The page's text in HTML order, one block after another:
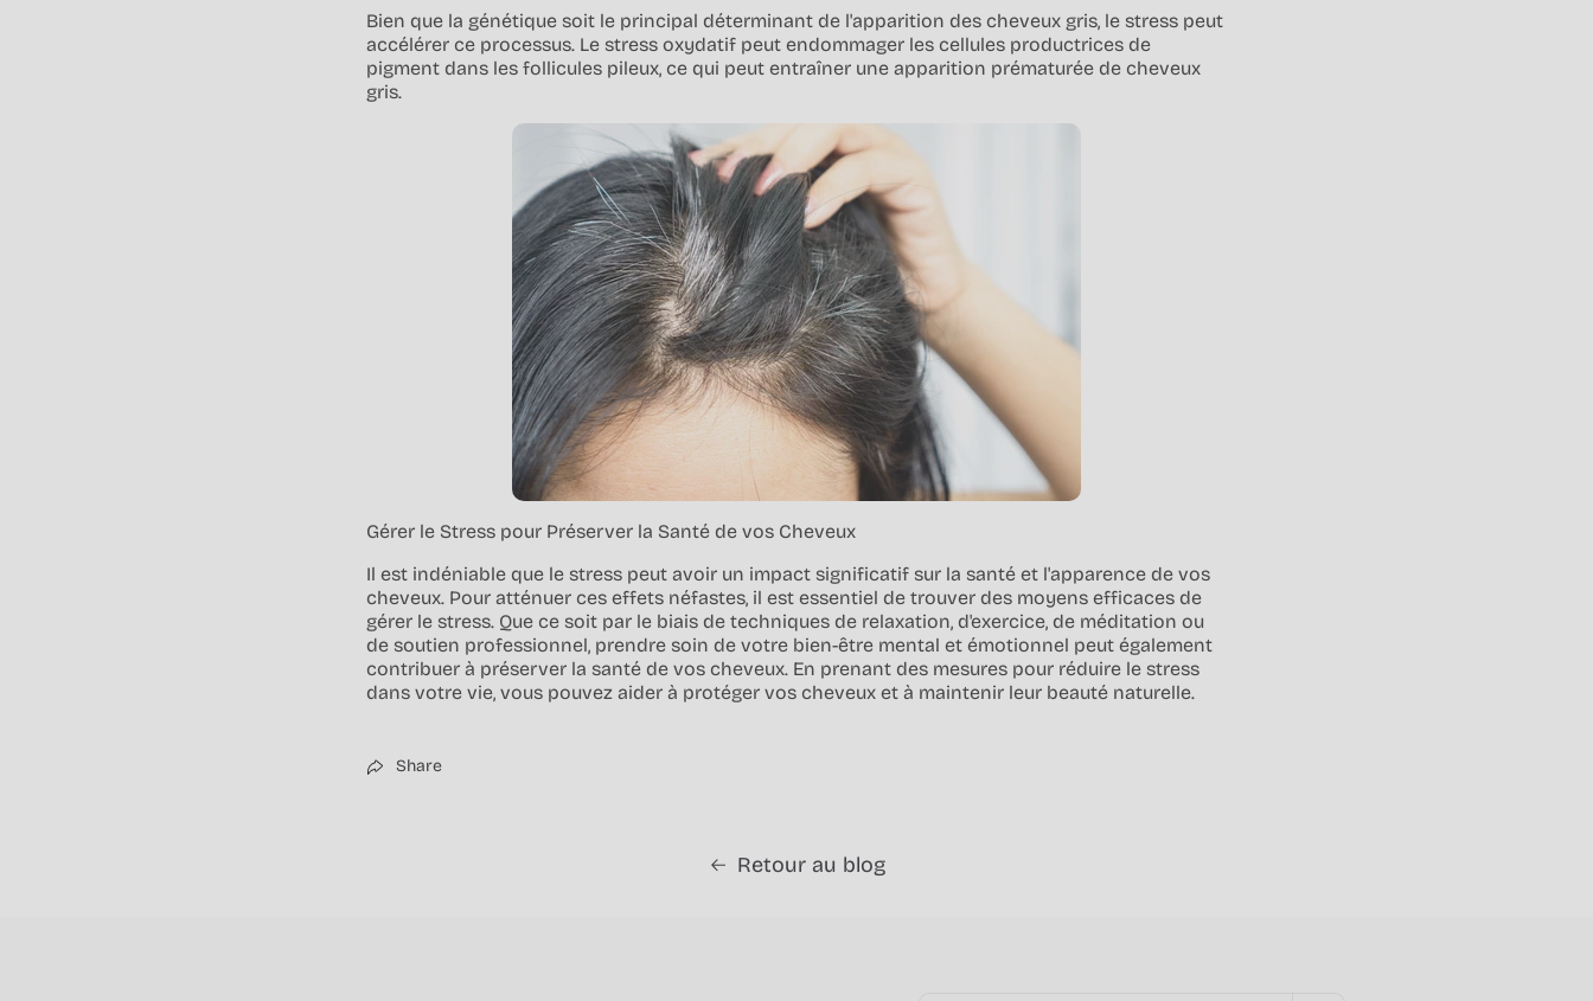
Bien que la génétique soit le principal déterminant de l'apparition des cheveux gris, le stress peut
accélérer ce processus. Le stress oxydatif peut endommager les cellules productrices de
pigment dans les follicules pileux, ce qui peut entraîner une apparition prématurée de cheveux
gris.
Gérer le Stress pour Préserver la Santé de vos Cheveux
Il est indéniable que le stress peut avoir un impact significatif sur la santé et l'apparence de vos
cheveux. Pour atténuer ces effets néfastes, il est essentiel de trouver des moyens efficaces de
gérer le stress. Que ce soit par le biais de techniques de relaxation, d'exercice, de méditation ou
de soutien professionnel, prendre soin de votre bien-être mental et émotionnel peut également
contribuer à préserver la santé de vos cheveux. En prenant des mesures pour réduire le stress
dans votre vie, vous pouvez aider à protéger vos cheveux et à maintenir leur beauté naturelle.
Share
Retour au blog